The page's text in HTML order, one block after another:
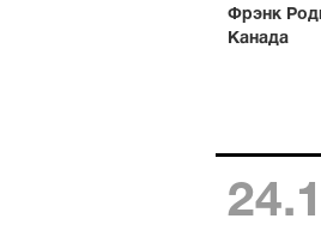
Фрэнк
Канада